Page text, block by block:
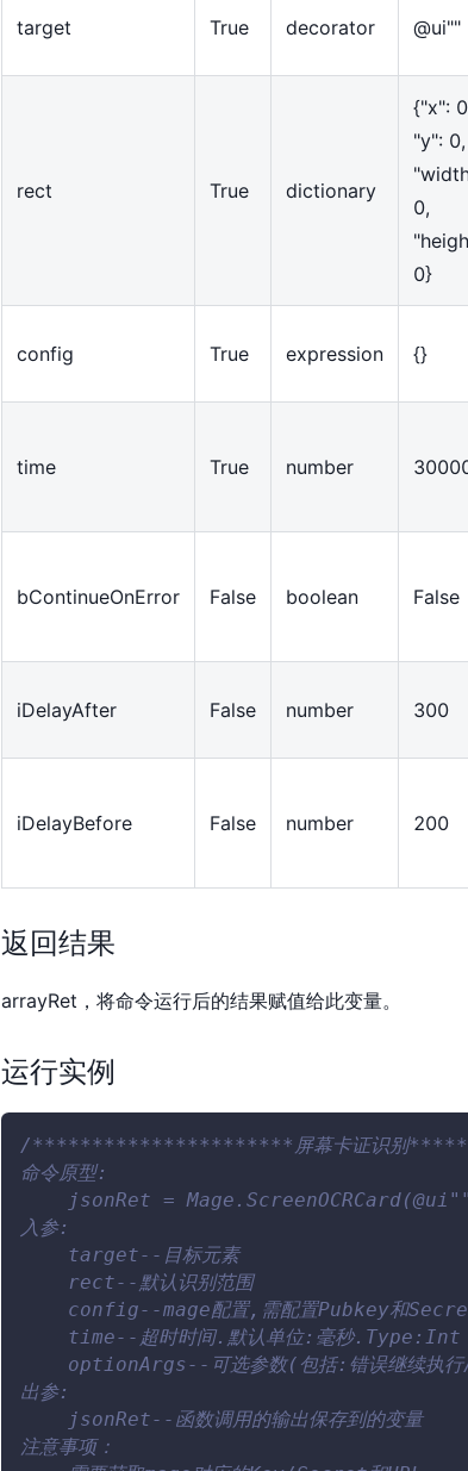
target True decorator @ui""
rect True dictionary
{"x":
"y": 0,
0,
0}
config True expression {}
time True number
bContinueOnError False boolean False
iDelayAfter False number 300
iDelayBefore False number 200
返回结果
arrayRet，将命令运行后的结果赋值给此变量。
运行实例
/**********************屏幕卡证识别
命令原型:
jsonRet =
入参:
    target--目标元素
    rect--默认识别范围
config--mage配置,需配置Pubkey和
    time--超时时间.默认单位:毫秒.Type:Int
optionArgs--可选参数(包括:错误继续执
出参:
    jsonRet--函数调用的输出保存到的变量
注意事项：